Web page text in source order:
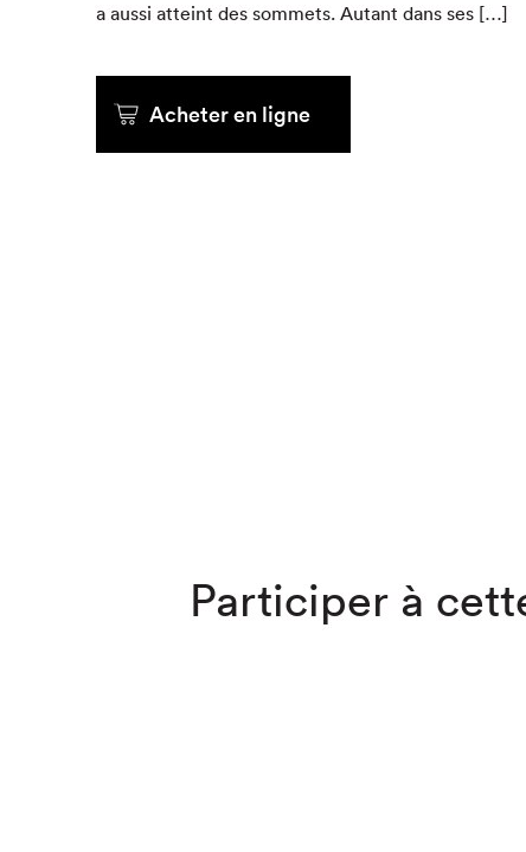
Que
a aus­si atteint des som­mets. Autant dans ses […]
Acheter en ligne
Participer à